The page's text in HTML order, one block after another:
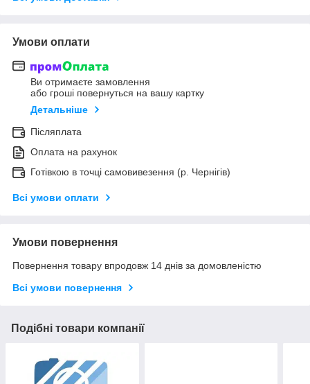
Умови оплати
Ви отримаєте замовлення
або гроші повернуться на вашу картку
Детальніше
Післяплата
Оплата на рахунок
Готівкою в точці самовивезення (р. Чернігів)
Всі умови оплати
Умови повернення
Повернення товару впродовж 14 днів за домовленістю
Всі умови повернення
Подібні товари компанії